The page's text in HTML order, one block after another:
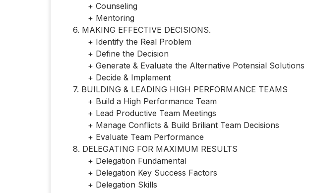
+ Counseling
+ Mentoring
6. MAKING EFFECTIVE DECISIONS.
+ Identify the Real Problem
+ Define the Decision
+ Generate & Evaluate the Alternative Potensial Solutions
+ Decide & Implement
7. BUILDING & LEADING HIGH PERFORMANCE TEAMS
+ Build a High Performance Team
+ Lead Productive Team Meetings
+ Manage Conflicts & Build Briliant Team Decisions
+ Evaluate Team Performance
8. DELEGATING FOR MAXIMUM RESULTS
+ Delegation Fundamental
+ Delegation Key Success Factors
+ Delegation Skills